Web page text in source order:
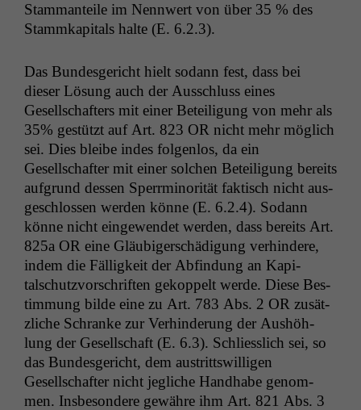
Stam­man­teile im Nen­nwert von über 35 % des
Stammkap­i­tals halte (E. 6.2.3).
Das Bun­des­gericht hielt sodann fest, dass bei
dieser Lösung auch der Auss­chluss eines
Gesellschafters mit ein­er Beteili­gung von mehr als
35% gestützt auf Art. 823 OR nicht mehr möglich
sei. Dies bleibe indes fol­gen­los, da ein
Gesellschafter mit ein­er solchen Beteili­gung bere­its
auf­grund dessen Sper­rmi­norität fak­tisch nicht aus­
geschlossen wer­den könne (E. 6.2.4). Sodann
könne nicht eingewen­det wer­den, dass bere­its Art.
825a OR eine Gläu­biger­schädi­gung ver­hin­dere,
indem die Fäl­ligkeit der Abfind­ung an Kap­i­
talschutzvorschriften gekop­pelt werde. Diese Bes­
tim­mung bilde eine zu Art. 783 Abs. 2 OR zusät­
zliche Schranke zur Ver­hin­derung der Aushöh­
lung der Gesellschaft (E. 6.3). Schliesslich sei, so
das Bun­des­gericht, dem aus­trittswilli­gen
Gesellschafter nicht jegliche Hand­habe genom­
men. Ins­beson­dere gewähre ihm Art. 821 Abs. 3